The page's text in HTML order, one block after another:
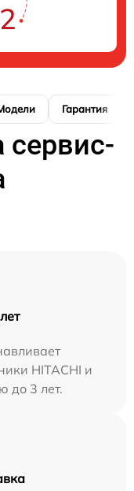
Гарантия
HITACHI и
до 3 лет.